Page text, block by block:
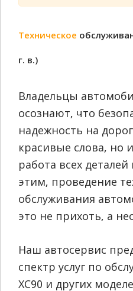
Техническое
г. в.)
Владельцы
осознают, что
надежность на
красивые слова, но
работа всех
этим, проведение
обслуживания
это не прихоть, а
Наш автосервис
спектр услуг по
ХС90 и других